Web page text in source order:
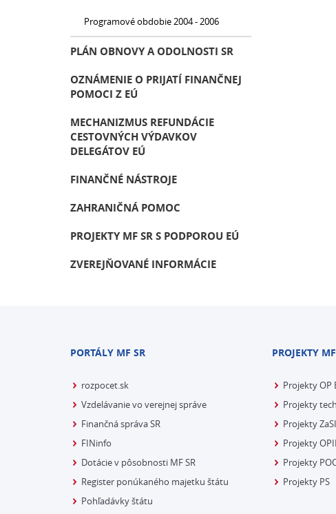
Programové obdobie 2004 - 2006
PLÁN OBNOVY A ODOLNOSTI SR
OZNÁMENIE O PRIJATÍ FINANČNEJ
POMOCI Z EÚ
MECHANIZMUS REFUNDÁCIE
CESTOVNÝCH VÝDAVKOV
DELEGÁTOV EÚ
FINANČNÉ NÁSTROJE
ZAHRANIČNÁ POMOC
PROJEKTY MF SR S PODPOROU EÚ
ZVEREJŇOVANÉ INFORMÁCIE
PORTÁLY MF SR
rozpocet.sk
Vzdelávanie vo verejnej správe
Finančná správa SR
FINinfo
Dotácie v pôsobnosti MF SR
Register ponúkaného majetku štátu
Pohľadávky štátu
PROJEKTY
Projekty OP
Projekty
Projekty ZaSI
Projekty OPII
Projekty
Projekty PS